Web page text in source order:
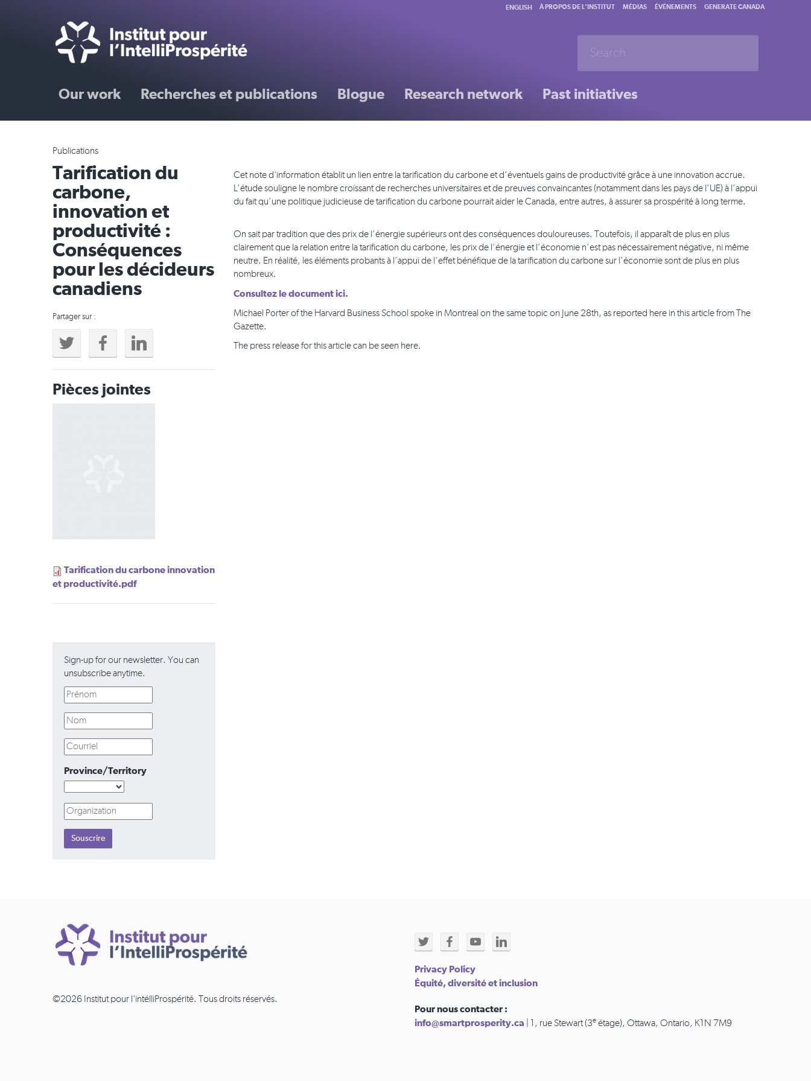
Our work Recherches et publications Blogue Research network Past initiatives
ENGLISH À PROPOS DE L'INSTITUT MÉDIAS ÉVÉNEMENTS GENERATE CANADA
Publications
Tarification du
carbone,
innovation et
productivité :
Conséquences
pour les décideurs
canadiens
Partager sur :
Pièces jointes
Tarification du carbone innovation
et productivité.pdf
Sign-up for our newsletter. You can
unsubscribe anytime.
Province/Territory
Cet note d'information établit un lien entre la tarification du carbone et d’éventuels gains de productivité grâce à une innovation accrue.
L’étude souligne le nombre croissant de recherches universitaires et de preuves convaincantes (notamment dans les pays de l’UE) à l’appui
du fait qu’une politique judicieuse de tarification du carbone pourrait aider le Canada, entre autres, à assurer sa prospérité à long terme.
On sait par tradition que des prix de l’énergie supérieurs ont des conséquences douloureuses. Toutefois, il apparaît de plus en plus
clairement que la relation entre la tarification du carbone, les prix de l’énergie et l’économie n’est pas nécessairement négative, ni même
neutre. En réalité, les éléments probants à l’appui de l’effet bénéfique de la tarification du carbone sur l’économie sont de plus en plus
nombreux.
Consultez le document ici.
Michael Porter of the Harvard Business School spoke in Montreal on the same topic on June 28th, as reported here in this article from The
Gazette.
The press release for this article can be seen here.
©2026 Institut pour l'intélliProspérité. Tous droits réservés.
Privacy Policy
Équité, diversité et inclusion
Pour nous contacter :
info@smartprosperity.ca | 1, rue Stewart (3e étage), Ottawa, Ontario, K1N 7M9